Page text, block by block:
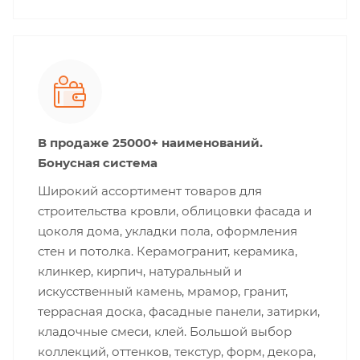
В продаже 25000+ наименований.
Бонусная система
Широкий ассортимент товаров для
строительства кровли, облицовки фасада и
цоколя дома, укладки пола, оформления
стен и потолка. Керамогранит, керамика,
клинкер, кирпич, натуральный и
искусственный камень, мрамор, гранит,
террасная доска, фасадные панели, затирки,
кладочные смеси, клей. Большой выбор
коллекций, оттенков, текстур, форм, декора,